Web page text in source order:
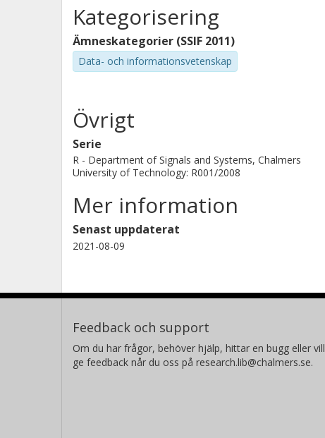
Kategorisering
Ämneskategorier (SSIF 2011)
Data- och informationsvetenskap
Övrigt
Serie
R - Department of Signals and Systems, Chalmers
University of Technology: R001/2008
Mer information
Senast uppdaterat
2021-08-09
Feedback och support
Om du har frågor, behöver hjälp, hittar en bugg eller vill
ge feedback når du oss på research.lib@chalmers.se.